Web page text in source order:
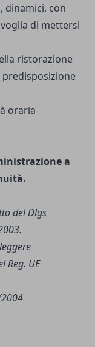
dinamici, con
di mettersi
ristorazione
predisposizione
oraria
a
del Dlgs
Reg. UE